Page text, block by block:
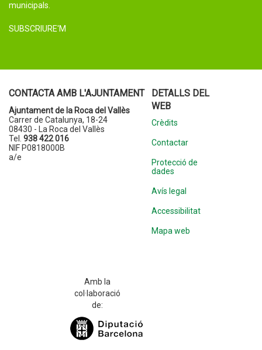
municipals.
SUBSCRIURE'M
CONTACTA AMB L'AJUNTAMENT
Ajuntament de la Roca del Vallès
Carrer de Catalunya, 18-24
08430 - La Roca del Vallès
Tel. 938 422 016
NIF P0818000B
a/e
DETALLS DEL
WEB
Crèdits
Contactar
Protecció de
dades
Avís legal
Accessibilitat
Mapa web
Amb la
col·laboració
de: